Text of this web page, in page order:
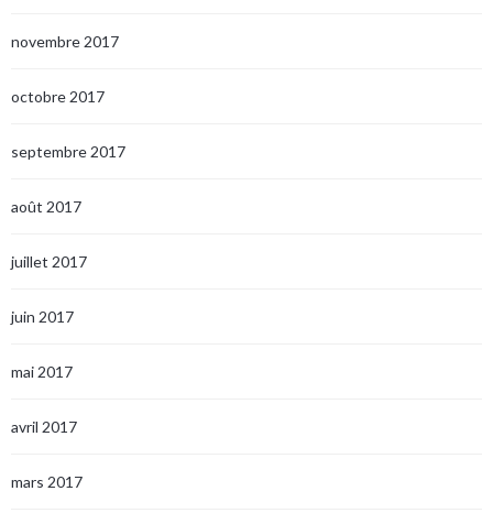
novembre 2017
octobre 2017
septembre 2017
août 2017
juillet 2017
juin 2017
mai 2017
avril 2017
mars 2017